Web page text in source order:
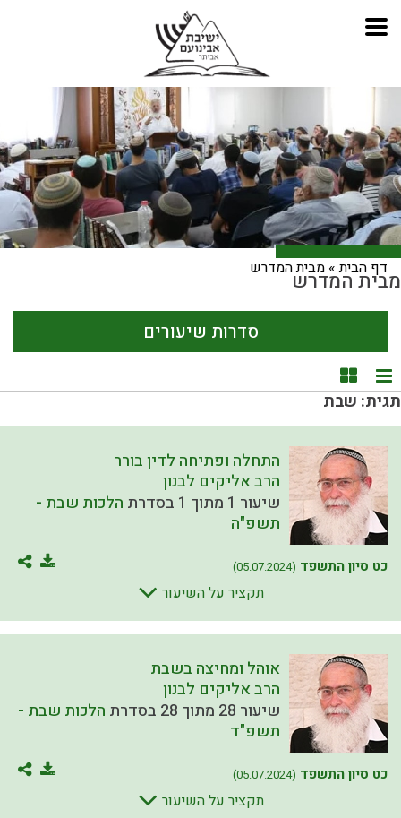
דף הבית» מבית המדרשמבית המדרש
סדרות שיעורים
תצוגת רשימה
תצוגת קוביות
תגית: שבת
התחלה ופתיחה לדין בורר
הרב אליקים לבנון
שיעור 1 מתוך 1 בסדרת
הלכות שבת -
תשפ"ה
כט סיון התשפד (05.07.2024)
תקציר על השיעור
אוהל ומחיצה בשבת
הרב אליקים לבנון
שיעור 28 מתוך 28 בסדרת
הלכות שבת -
תשפ"ד
כט סיון התשפד (05.07.2024)
תקציר על השיעור